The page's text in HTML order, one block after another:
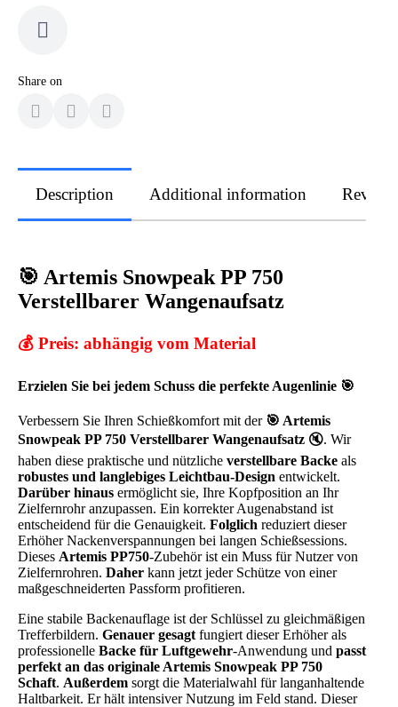
Share on
Description Additional information
🎯 Artemis Snowpeak PP 750
Verstellbarer Wangenaufsatz
💰 Preis: abhängig vom Material
Erzielen Sie bei jedem Schuss die perfekte Augenlinie 🎯
Verbessern Sie Ihren Schießkomfort mit der 🎯 Artemis
Snowpeak PP 750 Verstellbarer Wangenaufsatz 🔇. Wir
haben diese praktische und nützliche verstellbare Backe als
robustes und langlebiges Leichtbau-Design entwickelt.
Darüber hinaus ermöglicht sie, Ihre Kopfposition an Ihr
Zielfernrohr anzupassen. Ein korrekter Augenabstand ist
entscheidend für die Genauigkeit. Folglich reduziert dieser
Erhöher Nackenverspannungen bei langen Schießsessions.
Dieses Artemis PP750-Zubehör ist ein Muss für Nutzer von
Zielfernrohren. Daher kann jetzt jeder Schütze von einer
maßgeschneiderten Passform profitieren.
Eine stabile Backenauflage ist der Schlüssel zu gleichmäßigen
Trefferbildern. Genauer gesagt fungiert dieser Erhöher als
professionelle Backe für Luftgewehr-Anwendung und passt
perfekt an das originale Artemis Snowpeak PP 750
Schaft. Außerdem sorgt die Materialwahl für langanhaltende
Haltbarkeit. Er hält intensiver Nutzung im Feld stand. Dieser